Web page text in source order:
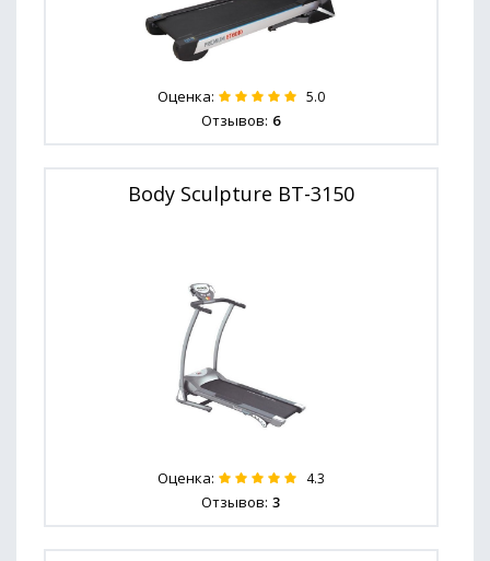
Оценка: 5.0
Отзывов: 6
Body Sculpture BT-3150
Оценка: 4.3
Отзывов: 3